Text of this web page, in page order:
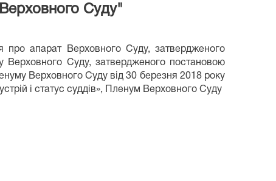
Суду"
апарат Верховного Суду, затвердженого
Суду, затвердженого постановою
Верховного Суду від 30 березня 2018 року
і статус суддів», Пленум Верховного Суду